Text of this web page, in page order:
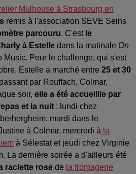
Mulhouse à Strasbourg en
remis à l'association SEVE Seins
parcouru. C'est le
à Estelle dans la matinale On
Music. Pour le challenge, qui s'est
Estelle a marché entre 25 et 30
par Rouffach, Colmar,
soir, elle a été accueillie par
et la nuit : lundi chez
mardi dans le
à Colmar, mercredi à la
à Sélestat et jeudi chez Virginie
La dernière soirée a d'ailleurs été
raclette rose de la fromagerie